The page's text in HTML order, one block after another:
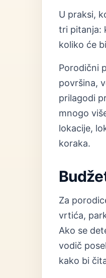
U praksi,
tri pitanja:
koliko će
Porodični
površina,
prilagodi
mnogo
lokacije,
koraka.
Za
vrtića,
Ako se
vodič
kako bi